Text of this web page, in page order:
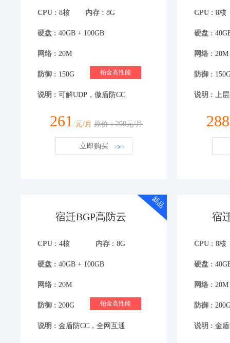
CPU : 8核 内存 : 8G
硬盘 : 40GB + 100GB
网络 : 20M
防御 : 150G 铂金高性能
说明 : 可解UDP，傲盾防CC
261 元/月 原价：290元/月
立即购买
CPU : 8核
硬盘 :
网络 : 20M
防御 :
说明 : 上
288
新品
宿迁BGP高防云
CPU : 4核 内存 : 8G
硬盘 : 40GB + 100GB
网络 : 20M
防御 : 200G 铂金高性能
说明 : 金盾防CC，全网互通
宿
CPU : 8核
硬盘 :
网络 : 20M
防御 :
说明 : 金